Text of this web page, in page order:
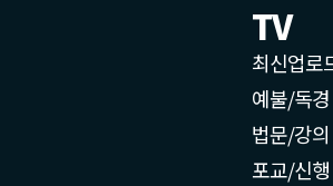
TV
최신업로
예불/독경
법문/강의
포교/신행